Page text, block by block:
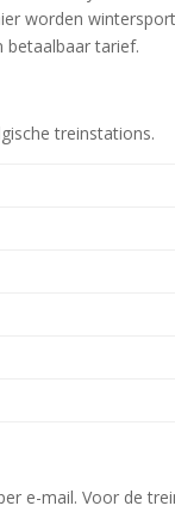
worden
betaalbaar tarief.
treinstations.
e-mail. Voor de